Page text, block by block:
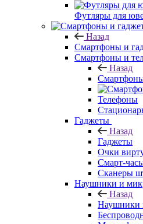
Футляры для
Назад
Смартфоны и
Смартфоны и
Назад
Телефоны
Гаджеты
Назад
Гаджеты
Очки
Смарт-
Сканеры
Наушники и
Назад
Наушники